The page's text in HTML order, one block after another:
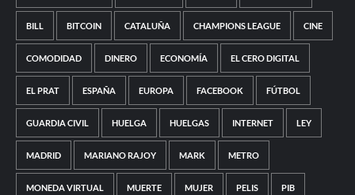
BILL BITCOIN CATALUÑA CHAMPIONS LEAGUE CINE
COMODIDAD DINERO ECONOMÍA EL CERO DIGITAL
EL PRAT ESPAÑA EUROPA FACEBOOK FÚTBOL
GUARDIA CIVIL HUELGA HUELGAS INTERNET LEY
MADRID MARIANO RAJOY MARK METRO
MONEDA VIRTUAL MUERTE MUJER PELIS PIB